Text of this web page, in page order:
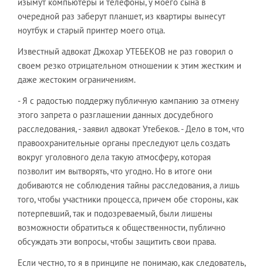
очередной раз заберут планшет, из квартиры вынесут
ноутбук и старый принтер моего отца.
Известный адвокат Джохар УТЕБЕКОВ не раз говорил о
своем резко отрицательном отношении к этим жестким и
даже жестоким ограничениям.
- Я с радостью поддержу публичную кампанию за отмену
этого запрета о разглашении данных досудебного
расследования, - заявил адвокат Утебеков. - Дело в том, что
правоохранительные органы преследуют цель создать
вокруг уголовного дела такую атмосферу, которая
позволит им вытворять, что угодно. Но в итоге они
добиваются не соблюдения тайны расследования, а лишь
того, чтобы участники процесса, причем обе стороны, как
потерпевший, так и подозреваемый, были лишены
возможности обратиться к общественности, публично
обсуждать эти вопросы, чтобы защитить свои права.
Если честно, то я в принципе не понимаю, как следователь,